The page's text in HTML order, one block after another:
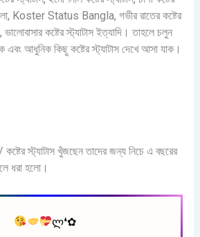
Koster Status Bangla, গভীর রাতের কষ্টের
ভালোবাসার কষ্টের স্ট্যাটাস ইত্যাদি। তাহলে চলুন
এবং আধুনিক কিছু কষ্টের স্ট্যাটাস দেখে আসা যাক।
কষ্টের স্ট্যাটাস খুঁজছেন তাদের জন্য নিচে এ বছরের
ধরা হলো।
ლ❛✿